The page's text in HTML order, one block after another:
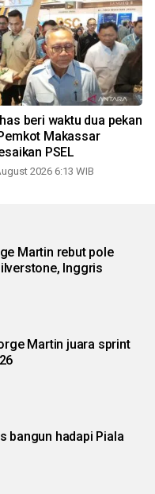
beri waktu dua pekan
Makassar
PSEL
2026 6:13 WIB
Martin rebut pole
Silverstone, Inggris
Martin juara sprint
bangun hadapi Piala